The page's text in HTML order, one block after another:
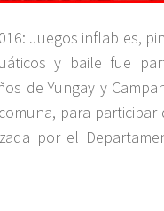
Juegos inflables,
y baile fue
de Yungay y
para
por el